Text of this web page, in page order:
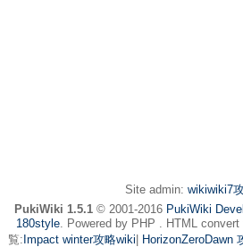
Site admin: wikiwiki7
PukiWiki 1.5.1© 2001-2016 PukiWiki
180style. Powered by PHP . HTML
覧: Impact winter攻略wiki HorizonZeroDawn